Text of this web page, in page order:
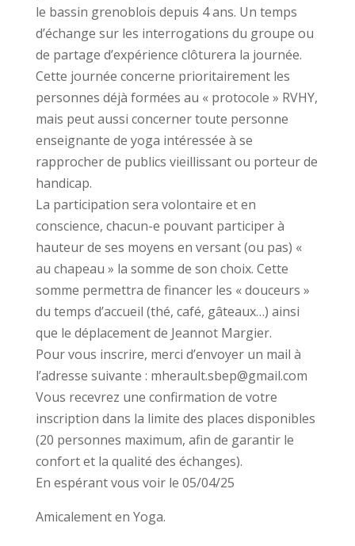
le bassin grenoblois depuis 4 ans. Un temps
d’échange sur les interrogations du groupe ou
de partage d’expérience clôturera la journée.
Cette journée concerne prioritairement les
personnes déjà formées au « protocole » RVHY,
mais peut aussi concerner toute personne
enseignante de yoga intéressée à se
rapprocher de publics vieillissant ou porteur de
handicap.
La participation sera volontaire et en
conscience, chacun-e pouvant participer à
hauteur de ses moyens en versant (ou pas) «
au chapeau » la somme de son choix. Cette
somme permettra de financer les « douceurs »
du temps d’accueil (thé, café, gâteaux…) ainsi
que le déplacement de Jeannot Margier.
Pour vous inscrire, merci d’envoyer un mail à
l’adresse suivante : mherault.sbep@gmail.com
Vous recevrez une confirmation de votre
inscription dans la limite des places disponibles
(20 personnes maximum, afin de garantir le
confort et la qualité des échanges).
En espérant vous voir le 05/04/25
Amicalement en Yoga.